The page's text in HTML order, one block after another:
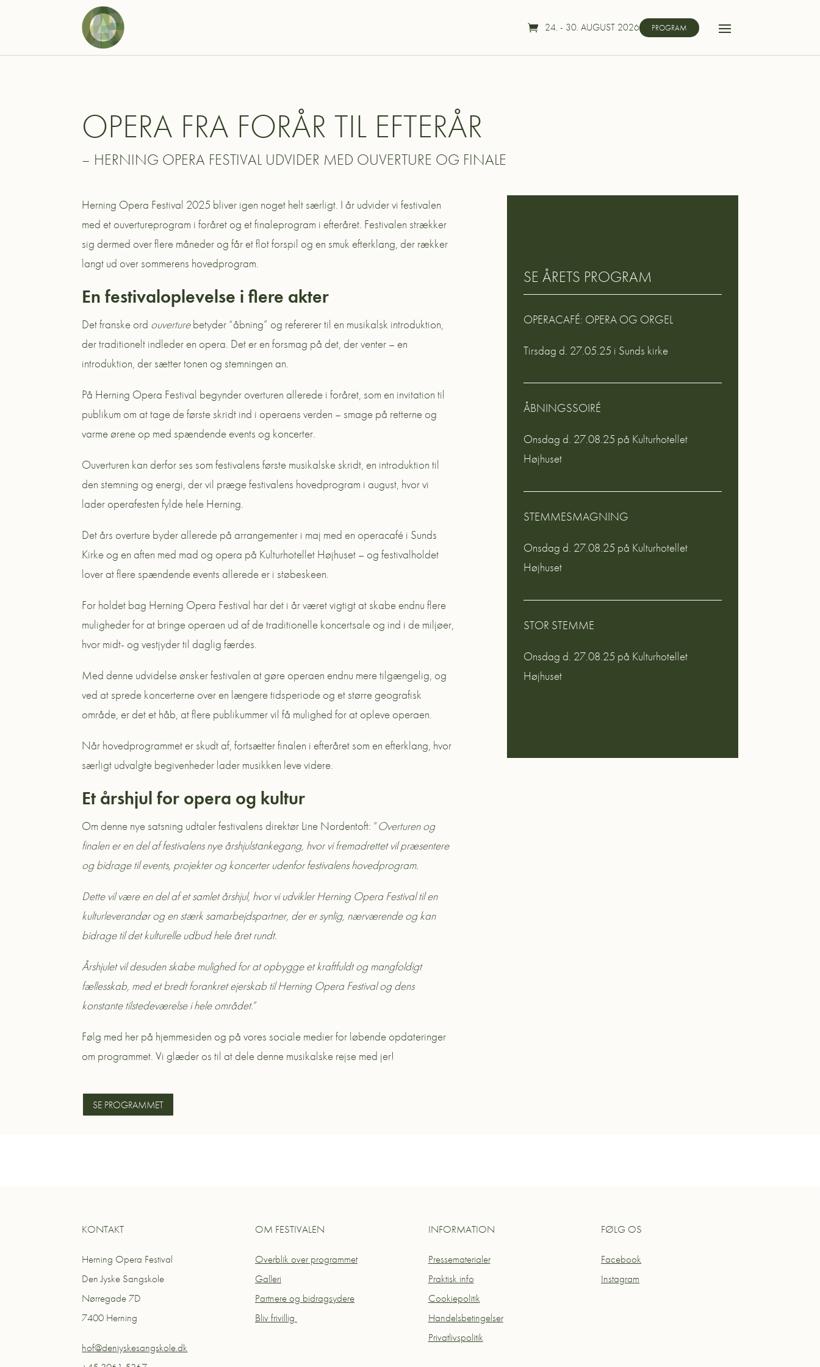
24. - 30. AUGUST 2026 PROGRAM
OPERA FRA FORÅR TIL EFTERÅR
– HERNING OPERA FESTIVAL UDVIDER MED OUVERTURE OG FINALE
Herning Opera Festival 2025 bliver igen noget helt særligt. I år udvider vi festivalen
med et ouvertureprogram i foråret og et finaleprogram i efteråret. Festivalen strækker
sig dermed over flere måneder og får et flot forspil og en smuk efterklang, der rækker
langt ud over sommerens hovedprogram.
En festivaloplevelse i flere akter
Det franske ord ouverturebetyder “åbning” og refererer til en musikalsk introduktion,
der traditionelt indleder en opera. Det er en forsmag på det, der venter – en
introduktion, der sætter tonen og stemningen an.
På Herning Opera Festival begynder overturen allerede i foråret, som en invitation til
publikum om at tage de første skridt ind i operaens verden – smage på retterne og
varme ørene op med spændende events og koncerter.
Ouverturen kan derfor ses som festivalens første musikalske skridt, en introduktion til
den stemning og energi, der vil præge festivalens hovedprogram i august, hvor vi
lader operafesten fylde hele Herning.
Det års overture byder allerede på arrangementer i maj med en operacafé i Sunds
Kirke og en aften med mad og opera på Kulturhotellet Højhuset – og festivalholdet
lover at flere spændende events allerede er i støbeskeen.
For holdet bag Herning Opera Festival har det i år været vigtigt at skabe endnu flere
muligheder for at bringe operaen ud af de traditionelle koncertsale og ind i de miljøer,
hvor midt- og vestjyder til daglig færdes.
Med denne udvidelse ønsker festivalen at gøre operaen endnu mere tilgængelig, og
ved at sprede koncerterne over en længere tidsperiode og et større geografisk
område, er det et håb, at flere publikummer vil få mulighed for at opleve operaen.
Når hovedprogrammet er skudt af, fortsætter finalen i efteråret som en efterklang, hvor
særligt udvalgte begivenheder lader musikken leve videre.
Et årshjul for opera og kultur
Om denne nye satsning udtaler festivalens direktør Line Nordentoft: ”Overturen og
finalen er en del af festivalens nye årshjulstankegang, hvor vi fremadrettet vilpræsentere
og bidrage til events, projekter og koncerter udenfor festivalens hovedprogram.
Dette vil være en del af et samlet årshjul, hvor vi udvikler Herning Opera Festival til en
kulturleverandør og en stærk samarbejdspartner, der er synlig, nærværende og kan
bidrage til det kulturelle udbud hele året rundt.
Årshjulet vil desuden skabe mulighed for at opbygge et kraftfuldt og mangfoldigt
fællesskab, med et bredt forankret ejerskab til Herning Opera Festival og dens
konstante tilstedeværelse i hele området.”
Følg med her på hjemmesiden og på vores sociale medier for løbende opdateringer
om programmet. Vi glæder os til at dele denne musikalske rejse med jer!
SE PROGRAMMET
SE ÅRETS PROGRAM
OPERACAFÉ: OPERA OG ORGEL
Tirsdag d. 27.05.25 i Sunds kirke
ÅBNINGSSOIRÉ
Onsdag d. 27.08.25 på Kulturhotellet
Højhuset
STEMMESMAGNING
Onsdag d. 27.08.25 på Kulturhotellet
Højhuset
STOR STEMME
Onsdag d. 27.08.25 på Kulturhotellet
Højhuset
KONTAKT
Herning Opera Festival
Den Jyske Sangskole
Nørregade 7D
7400 Herning
hof@denjyskesangskole.dk
OM FESTIVALEN
Overblik over programmet
Galleri
Partnere og bidragsydere
Bliv frivillig
INFORMATION
Pressematerialer
Praktisk info
Cookiepolitik
Handelsbetingelser
Privatlivspolitik
FØLG OS
Facebook
Instagram